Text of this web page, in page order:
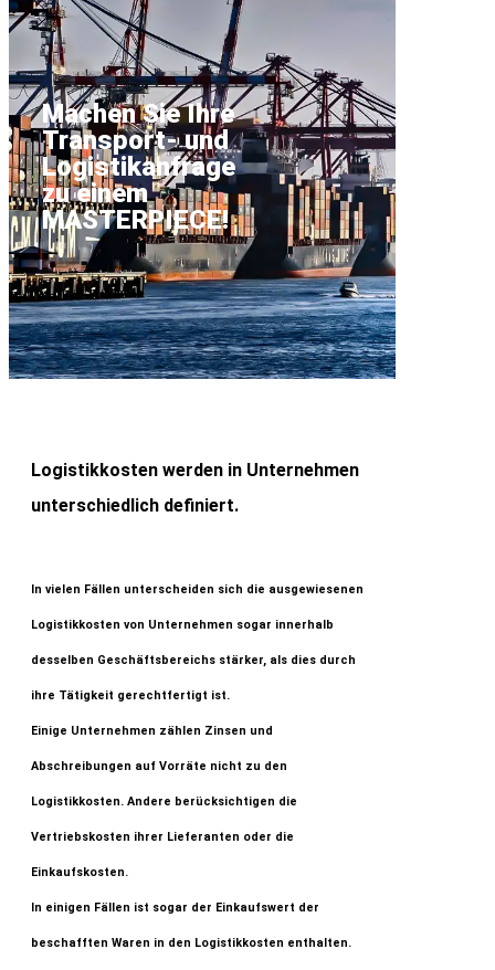
Machen Sie Ihre
Transport- und
Logistikanfrage
zu einem
MASTERPIECE!
Logistikkosten werden in Unternehmen
unterschiedlich definiert.
In vielen Fällen unterscheiden sich die ausgewiesenen
Logistikkosten von Unternehmen sogar innerhalb
desselben Geschäftsbereichs stärker, als dies durch
ihre Tätigkeit gerechtfertigt ist.
Einige Unternehmen zählen Zinsen und
Abschreibungen auf Vorräte nicht zu den
Logistikkosten. Andere berücksichtigen die
Vertriebskosten ihrer Lieferanten oder die
Einkaufskosten.
In einigen Fällen ist sogar der Einkaufswert der
beschafften Waren in den Logistikkosten enthalten.